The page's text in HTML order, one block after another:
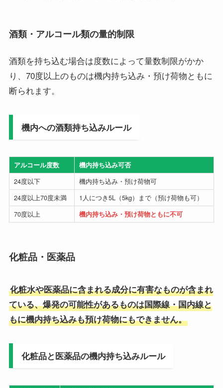
酒類・アルコール類の量的制限
酒類を持ち込む場合は度数によって量数制限がかか
り、70度以上のものは機内持ち込み・預け荷物ともに
断られます。
機内への酒類持ち込みルール
アルコール度数 機内持ち込み可否
24度以下
機内持ち込み・預け荷物可
24度以上70度未満
1人につき5L（5kg）まで（預け荷物も可）
70度以上
機内持ち込み・預け荷物ともに不可
化粧品・医薬品
化粧水や医薬品に含まれる成分に有害なものが含まれ
ている、爆発の可能性があるものは国際線・国内線と
もに機内持ち込みも預け荷物にもできません。
化粧品と医薬品の機内持ち込みルール